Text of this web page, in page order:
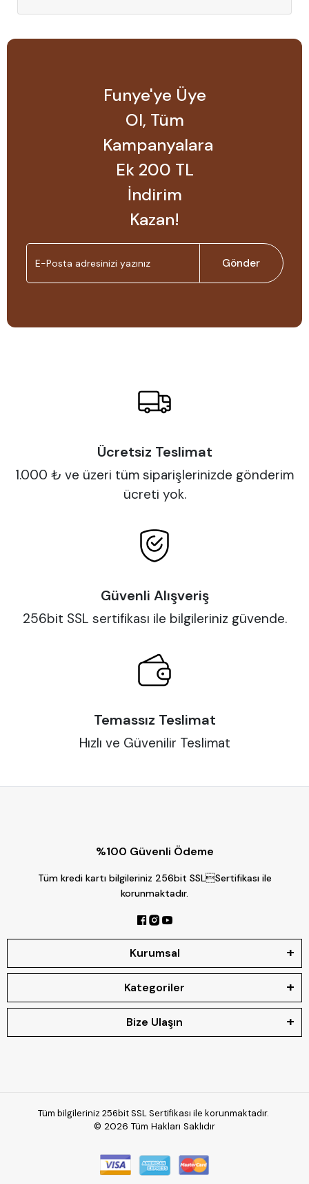
Funye'ye Üye
Ol, Tüm
Kampanyalara
Ek 200 TL
İndirim
Kazan!
Gönder
Ücretsiz Teslimat
1.000 ₺ ve üzeri tüm siparişlerinizde gönderim
ücreti yok.
Güvenli Alışveriş
256bit SSL sertifikası ile bilgileriniz güvende.
Temassız Teslimat
Hızlı ve Güvenilir Teslimat
%100 Güvenli Ödeme
Tüm kredi kartı bilgileriniz 256bit SSLSertifikası ile
korunmaktadır.
Kurumsal
Kategoriler
Bize Ulaşın
Tüm bilgileriniz 256bit SSL Sertifikası ile korunmaktadır.
© 2026 Tüm Hakları Saklıdır